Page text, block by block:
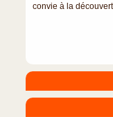
convie à la